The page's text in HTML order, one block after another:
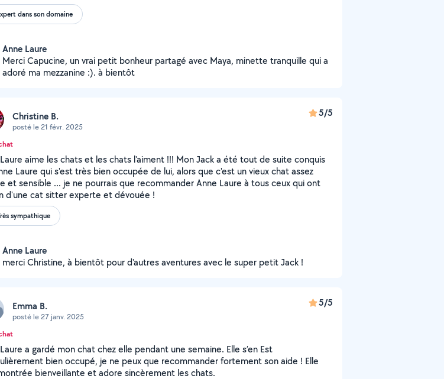
dans son domaine
Anne Laure
Merci Capucine, un vrai petit bonheur partagé avec Maya, minette tranquille qui a
adoré ma mezzanine :). à bientôt
Christine B.
posté le 21 févr. 2025
5/5
aime les chats et les chats l'aiment !!! Mon Jack a été tout de suite conquis
Laure qui s'est très bien occupée de lui, alors que c'est un vieux chat assez
et sensible ... je ne pourrais que recommander Anne Laure à tous ceux qui ont
d'une cat sitter experte et dévouée !
sympathique
Anne Laure
merci Christine, à bientôt pour d'autres aventures avec le super petit Jack !
Emma B.
posté le 27 janv. 2025
5/5
a gardé mon chat chez elle pendant une semaine. Elle s’en Est
bien occupé, je ne peux que recommander fortement son aide ! Elle
bienveillante et adore sincèrement les chats.